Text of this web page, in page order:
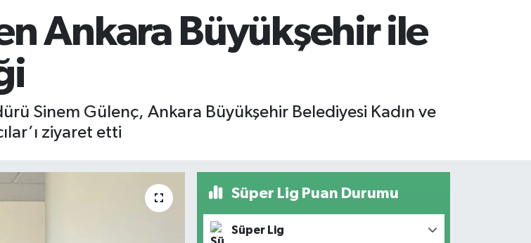
GRAM ALTIN
6660.55
%0.03
BİST100
Ankara Büyükşehir ile
Sinem Gülenç, Ankara Büyükşehir Belediyesi Kadın ve
ziyaret etti
Süper Lig Puan Durumu
Süper Lig